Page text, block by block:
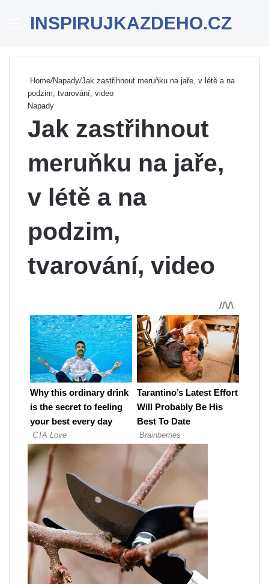
Menu
INSPIRUJKAZDEHO.CZ
Home/Napady/Jak zastřihnout meruňku na jaře, v létě a na
podzim, tvarování, video
Napady
Jak zastřihnout
meruňku na jaře,
v létě a na
podzim,
tvarování, video